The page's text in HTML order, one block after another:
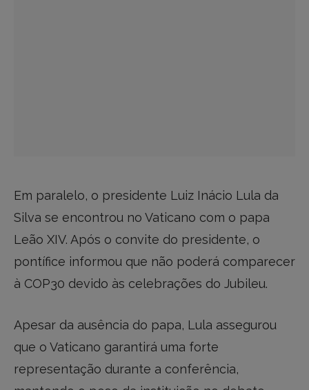
Em paralelo, o presidente Luiz Inácio Lula da
Silva se encontrou no Vaticano com o papa
Leão XIV. Após o convite do presidente, o
pontífice informou que não poderá comparecer
à COP30 devido às celebrações do Jubileu.
Apesar da ausência do papa, Lula assegurou
que o Vaticano garantirá uma forte
representação durante a conferência,